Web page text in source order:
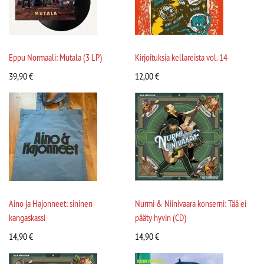
Eppu Normaali: Mutala (3 LP)
39,90€
Kirjoituksia kellareista vol. 14
12,00€
Aino ja Hajonneet: sininen
kangaskassi
14,90€
Nurmi & Niinivaara konserni: Tää ei
pääty hyvin (CD)
14,90€